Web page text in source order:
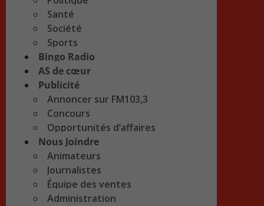
Santé
Société
Sports
Bingo Radio
AS de cœur
Publicité
Annoncer sur FM103,3
Concours
Opportunités d’affaires
Nous Joindre
Animateurs
Journalistes
Équipe des ventes
Administration